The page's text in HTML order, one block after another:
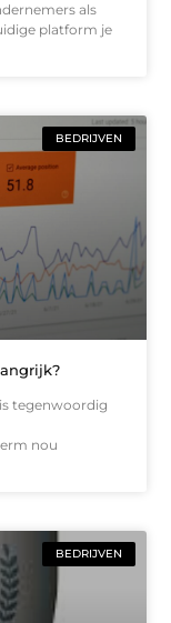
als
platform je
BEDRIJVEN
tegenwoordig
nou
BEDRIJVEN